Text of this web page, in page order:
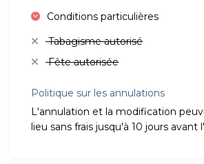
Conditions particulières
Tabagisme autorisé
Fête autorisée
Politique sur les annulations
L'annulation et la modification
lieu sans frais jusqu'à 10 jours avant